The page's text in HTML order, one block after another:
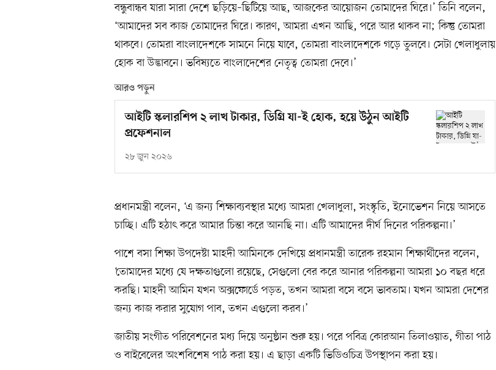
বন্ধুবান্ধব যারা সারা দেশে ছড়িয়ে–ছিটিয়ে আছ, আজকের আয়োজন তোমাদের ঘিরে।’ তিনি বলেন,
‘আমাদের সব কাজ তোমাদের ঘিরে। কারণ, আমরা এখন আছি, পরে আর থাকব না; কিন্তু তোমরা
থাকবে। তোমরা বাংলাদেশকে সামনে নিয়ে যাবে, তোমরা বাংলাদেশকে গড়ে তুলবে। সেটা খেলাধুলায়
হোক বা উদ্ভাবনে। ভবিষ্যতে বাংলাদেশের নেতৃত্ব তোমরা দেবে।’
আরও পড়ুন
আইটি স্কলারশিপ ২ লাখ টাকার, ডিগ্রি যা-ই হোক, হয়ে উঠুন আইটি
প্রফেশনাল
২৮ জুন ২০২৬
প্রধানমন্ত্রী বলেন, ‘এ জন্য শিক্ষাব্যবস্থার মধ্যে আমরা খেলাধুলা, সংস্কৃতি, ইনোভেশন নিয়ে আসতে
চাচ্ছি। এটি হঠাৎ করে আমার চিন্তা করে আনছি না। এটি আমাদের দীর্ঘ দিনের পরিকল্পনা।’
পাশে বসা শিক্ষা উপদেষ্টা মাহদী আমিনকে দেখিয়ে প্রধানমন্ত্রী তারেক রহমান শিক্ষার্থীদের বলেন,
‘তোমাদের মধ্যে যে দক্ষতাগুলো রয়েছে, সেগুলো বের করে আনার পরিকল্পনা আমরা ১০ বছর ধরে
করছি। মাহদী আমিন যখন অক্সফোর্ডে পড়ত, তখন আমরা বসে বসে ভাবতাম। যখন আমরা দেশের
জন্য কাজ করার সুযোগ পাব, তখন এগুলো করব।’
জাতীয় সংগীত পরিবেশনের মধ্য দিয়ে অনুষ্ঠান শুরু হয়। পরে পবিত্র কোরআন তিলাওয়াত, গীতা পাঠ
ও বাইবেলের অংশবিশেষ পাঠ করা হয়। এ ছাড়া একটি ভিডিওচিত্র উপস্থাপন করা হয়।